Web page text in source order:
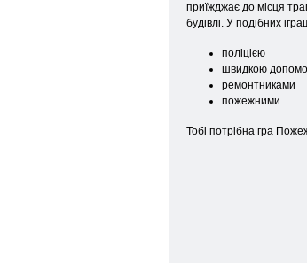
приїжджає до місця
будівлі. У подібних
поліцією
швидкою
ремонтниками
пожежними
Тобі потрібна гра